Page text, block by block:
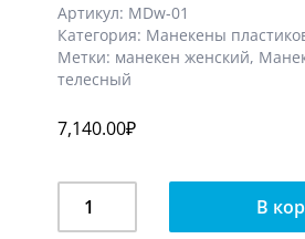
Артикул: MDw-01
Категория: Манекены
Метки: манекен женский,
телесный
7,140.00₽
Манекен
В